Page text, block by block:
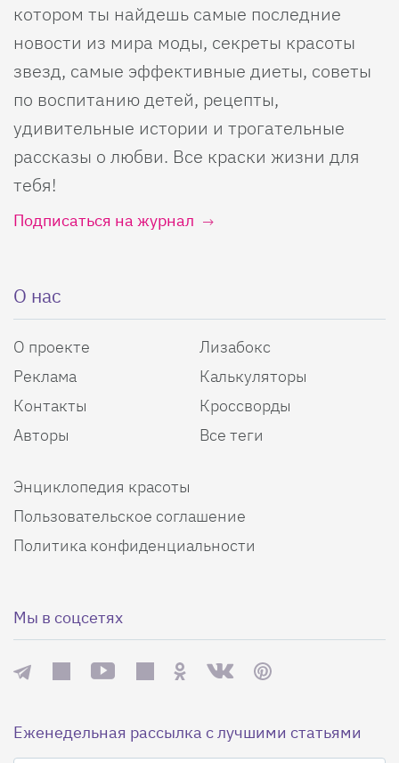
котором ты найдешь самые последние
новости из мира моды, секреты красоты
звезд, самые эффективные диеты, советы
по воспитанию детей, рецепты,
удивительные истории и трогательные
рассказы о любви. Все краски жизни для
тебя!
Подписаться на журнал
О нас
О проекте
Реклама
Контакты
Авторы
Лизабокс
Калькуляторы
Кроссворды
Все теги
Энциклопедия красоты
Пользовательское соглашение
Политика конфиденциальности
Мы в соцсетях
Еженедельная рассылка с лучшими статьями